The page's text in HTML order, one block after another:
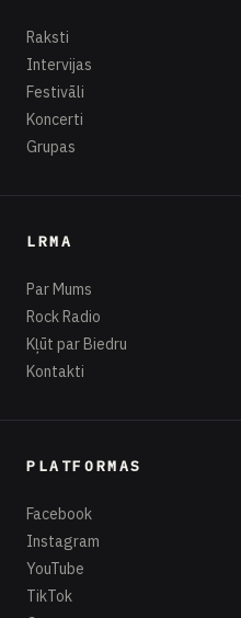
Raksti
Intervijas
Festivāli
Koncerti
Grupas
LRMA
Par Mums
Rock Radio
Kļūt par Biedru
Kontakti
PLATFORMAS
Facebook
Instagram
YouTube
TikTok